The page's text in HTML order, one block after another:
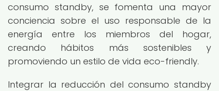
consumo standby, se fomenta una mayor
conciencia sobre el uso responsable de la
energía entre los miembros del hogar,
creando hábitos más sostenibles y
promoviendo un estilo de vida eco-friendly.
Integrar la reducción del consumo standby